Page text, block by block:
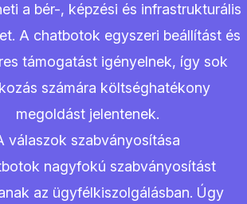
a bér-, képzési és infrastrukturális
A chatbotok egyszeri beállítást és
támogatást igényelnek, így sok
számára költséghatékony
megoldást jelentenek.
válaszok szabványosítása
nagyfokú szabványosítást
az ügyfélkiszolgálásban. Úgy